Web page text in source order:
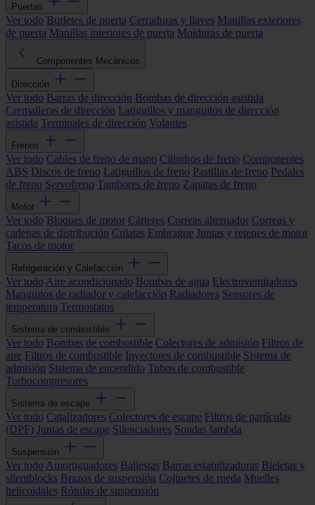
Puertas
Ver todo Burletes de puerta Cerraduras y llaves Manillas exteriores
de puerta Manillas interiores de puerta Molduras de puerta
Componentes Mecánicos
Dirección
Ver todo Barras de dirección Bombas de dirección asistida
Cremalleras de dirección Latiguillos y manguitos de dirección
asistida Terminales de dirección Volantes
Frenos
Ver todo Cables de freno de mano Cilindros de freno Componentes
ABS Discos de freno Latiguillos de freno Pastillas de freno Pedales
de freno Servofreno Tambores de freno Zapatas de freno
Motor
Ver todo Bloques de motor Cárteres Correas alternador Correas y
cadenas de distribución Culatas Embrague Juntas y retenes de motor
Tacos de motor
Refrigeración y Calefacción
Ver todo Aire acondicionado Bombas de agua Electroventiladores
Manguitos de radiador y calefacción Radiadores Sensores de
temperatura Termostatos
Sistema de combustible
Ver todo Bombas de combustible Colectores de admisión Filtros de
aire Filtros de combustible Inyectores de combustible Sistema de
admisión Sistema de encendido Tubos de combustible
Turbocompresores
Sistema de escape
Ver todo Catalizadores Colectores de escape Filtros de partículas
(DPF) Juntas de escape Silenciadores Sondas lambda
Suspensión
Ver todo Amortiguadores Ballestas Barras estabilizadoras Bieletas y
silentblocks Brazos de suspensión Cojinetes de rueda Muelles
helicoidales Rótulas de suspensión